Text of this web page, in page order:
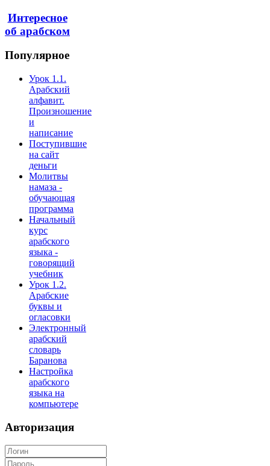
Интересное
об арабском
Популярное
Урок 1.1.
Арабский
алфавит.
Произношение
и
написание
Поступившие
на сайт
деньги
Молитвы
намаза -
обучающая
программа
Начальный
курс
арабского
языка -
говорящий
учебник
Урок 1.2.
Арабские
буквы и
огласовки
Электронный
арабский
словарь
Баранова
Настройка
арабского
языка на
компьютере
Авторизация